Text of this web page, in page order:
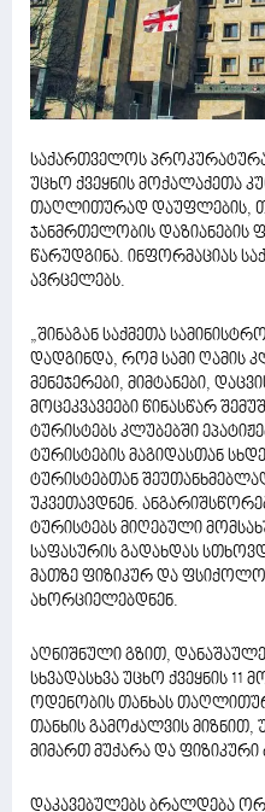
საქართველოს
უცხო ქვეყნის მოქალაქეთა
თაღლითურად დაუფლების,
ჯანმრთელობის დაზიანების
წარუდგინა. ინფორმაციას
ავრცელებს.
„შინაგან საქმეთა
დადგინდა, რომ სამი ღამის
მენეჯერები, მიმტანები,
მოცეკვავეები წინასწარ
ტურისტებს კლუბებში
ტურისტების მაგიდასთან
ტურისტებთან
უკვეთავდნენ.
ტურისტებს მიღებული
საფასურის გადახდას
მათზე ფიზიკურ და
ახორციელებდნენ.
აღნიშნული გზით,
სხვადასხვა უცხო ქვეყნის 11
ოდენობის თანხას
თანხის გამოძალვის მიზნით,
მიმართ მუქარა და
დაკავებულებს ბრალდება